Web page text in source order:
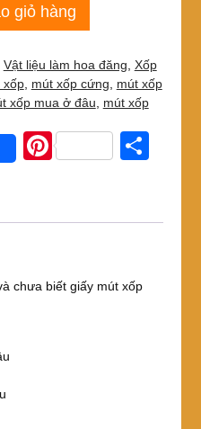
giỏ hàng
Vật liệu làm hoa đăng, Xốp
xốp, mút xốp cứng, mút xốp
xốp mua ở đâu, mút xốp
Pi
e
e
chưa biết giấy mút xốp